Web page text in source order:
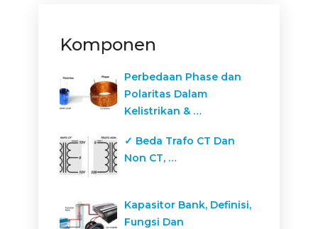
Komponen
Perbedaan Phase dan
Polaritas Dalam
Kelistrikan & …
✓ Beda Trafo CT Dan
Non CT, …
Kapasitor Bank, Definisi,
Fungsi Dan